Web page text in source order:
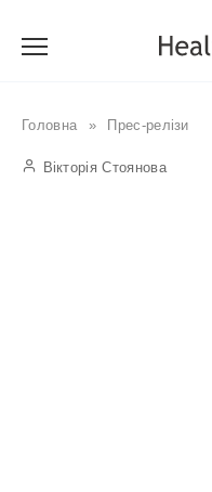
Головна » Прес-релізи
Вікторія Стоянова